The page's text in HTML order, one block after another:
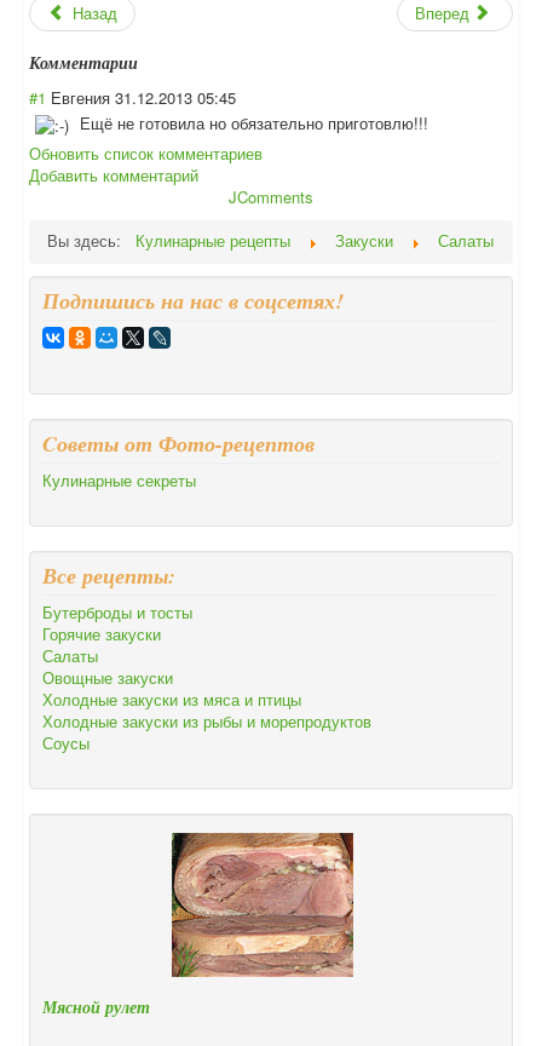
Назад Вперед
Комментарии
#1 Евгения 31.12.2013 05:45
Ещё не готовила но обязательно приготовлю!!!
Обновить список комментариев
Добавить комментарий
JComments
Вы здесь:
Кулинарные рецепты Закуски Салаты
Подпишись на нас в соцсетях!
Cоветы от Фото-рецептов
Кулинарные секреты
Все рецепты:
Бутерброды и тосты
Горячие закуски
Салаты
Овощные закуски
Холодные закуски из мяса и птицы
Холодные закуски из рыбы и морепродуктов
Соусы
Мясной рулет